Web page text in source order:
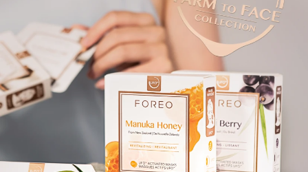
Profil użytkownika
Moje urządzenia
Moje zamówienia
Moje adresy
Moje subskrypcje
FAQ™ Pure Beauty-Tech Elixir
BREAKING NEWS
issa™ Teeth Whitening Set
English Deutsch
Español
Français
Italiano
Português
Polski
Svenska
Русский
简体中文 繁體中文